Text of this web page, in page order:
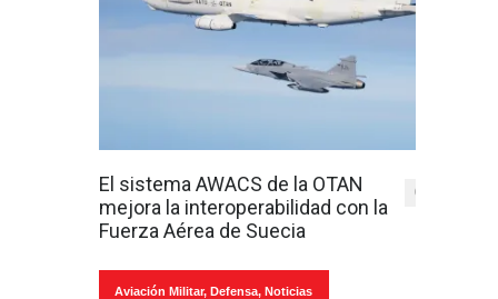
El sistema AWACS de la OTAN
mejora la interoperabilidad con la
Fuerza Aérea de Suecia
0
Aviación Militar, Defensa, Noticias